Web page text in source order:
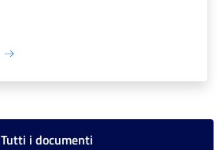
Tutti i documenti